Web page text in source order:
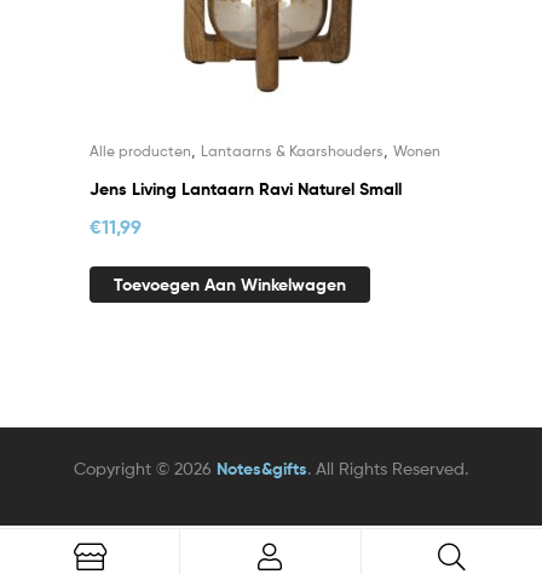
Alle producten Lantaarns & Kaarshouders Wonen
Jens Living Lantaarn Ravi Naturel Small
€11,99
Toevoegen Aan Winkelwagen
Copyright © 2026 Notes&gifts. All Rights Reserved.